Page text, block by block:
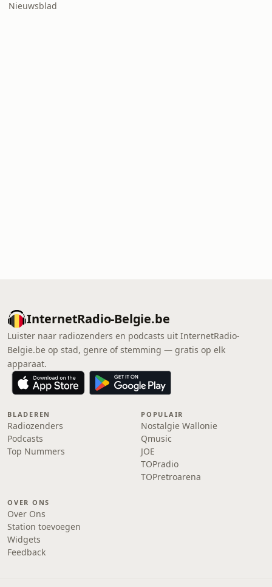
Nieuwsblad
InternetRadio-Belgie.be
Luister naar radiozenders en podcasts uit InternetRadio-
Belgie.be op stad, genre of stemming — gratis op elk
apparaat.
BLADEREN
Radiozenders
Podcasts
Top Nummers
POPULAIR
Nostalgie Wallonie
Qmusic
JOE
TOPradio
TOPretroarena
OVER ONS
Over Ons
Station toevoegen
Widgets
Feedback